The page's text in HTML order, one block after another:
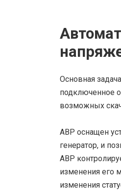
Основная
подключенное
возможных
АВР оснащен
генератор, и
АВР
изменения его
изменения